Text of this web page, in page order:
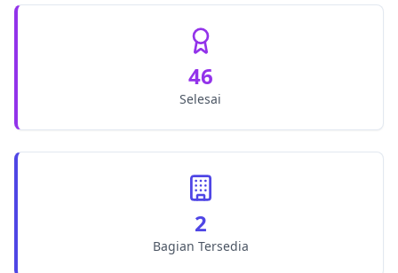
46
Selesai
2
Bagian Tersedia